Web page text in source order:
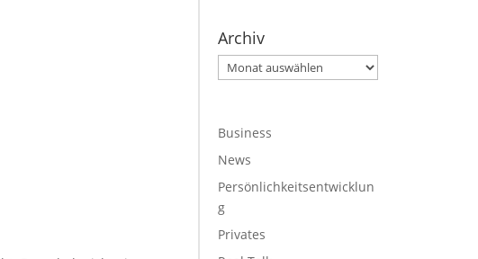
Archiv
Archiv
Business
News
Persönlichkeitsentwicklun
g
Privates